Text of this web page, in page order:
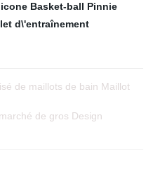
Basket-ball Pinnie
d\'entraînement
de maillots de bain Maillot
de gros Design